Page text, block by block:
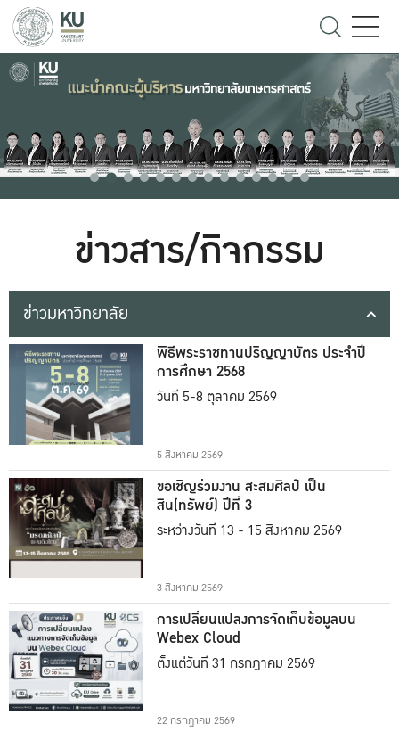
ข่าวสาร/กิจกรรม
ข่าวมหาวิทยาลัย
พิธีพระราชทานปริญญาบัตร ประจำปี
การศึกษา 2568
วันที่ 5-8 ตุลาคม 2569
5 สิงหาคม 2569
ขอเชิญร่วมงาน สะสมศิลป์ เป็น
สิน(ทรัพย์) ปีที่ 3
ระหว่างวันที่ 13 - 15 สิงหาคม 2569
3 สิงหาคม 2569
การเปลี่ยนแปลงการจัดเก็บข้อมูลบน
Webex Cloud
ตั้งแต่วันที่ 31 กรกฎาคม 2569
22 กรกฎาคม 2569